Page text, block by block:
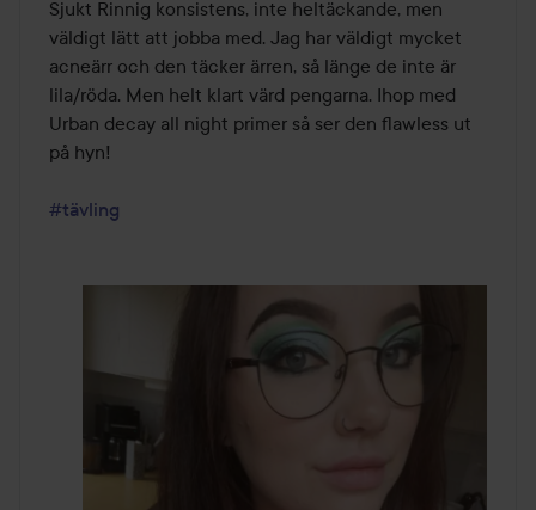
5
Sjukt Rinnig konsistens, inte heltäckande, men
väldigt lätt att jobba med. Jag har väldigt mycket
acneärr och den täcker ärren, så länge de inte är
lila/röda. Men helt klart värd pengarna. Ihop med
Urban decay all night primer så ser den flawless ut
på hyn!
#tävling